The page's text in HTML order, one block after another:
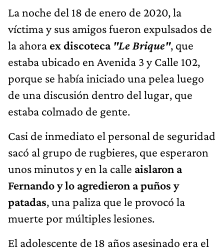
La noche del 18 de enero de 2020, la
víctima y sus amigos fueron expulsados de
la ahora ex discoteca "Le Brique", que
estaba ubicado en Avenida 3 y Calle 102,
porque se había iniciado una pelea luego
de una discusión dentro del lugar, que
estaba colmado de gente.
Casi de inmediato el personal de seguridad
sacó al grupo de rugbieres, que esperaron
unos minutos y en la calle aislaron a
Fernando y lo agredieron a puños y
patadas, una paliza que le provocó la
muerte por múltiples lesiones.
El adolescente de 18 años asesinado era el